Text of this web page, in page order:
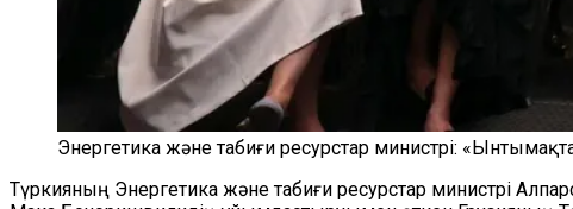
Энергетика және табиғи ресурстар министрі:
Түркияның Энергетика және табиғи ресурстар министрі